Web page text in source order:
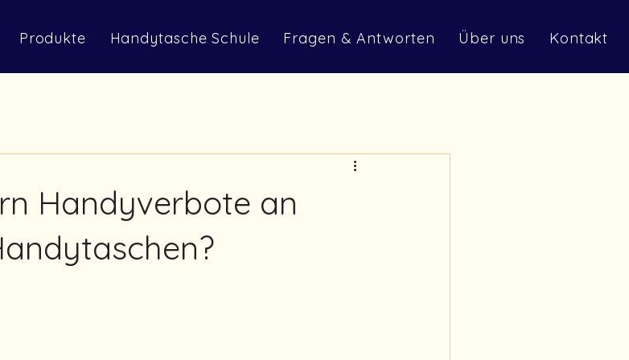
Produkte Handytasche Schule Fragen & Antworten Über uns Kontakt
Handyverbote an